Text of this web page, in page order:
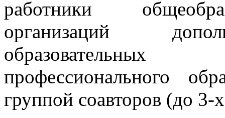
работники
организаций
образовательных
профессионального
группой соавторов (до 3-